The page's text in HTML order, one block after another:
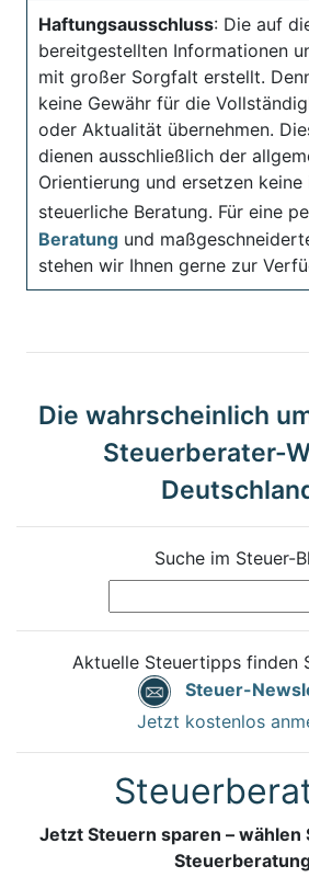
Haftungsausschluss: Die auf
bereitgestellten Informationen
mit großer Sorgfalt erstellt.
keine Gewähr für die
oder Aktualität übernehmen.
dienen ausschließlich der
Orientierung und ersetzen
steuerliche Beratung. Für eine
Beratung und
stehen wir Ihnen gerne zur
Die wahrscheinlich
Steuerberater-
Suche im Steuer-
Aktuelle Steuertipps finden
Steuer-
Jetzt kostenlos
Jetzt Steuern sparen – wählen